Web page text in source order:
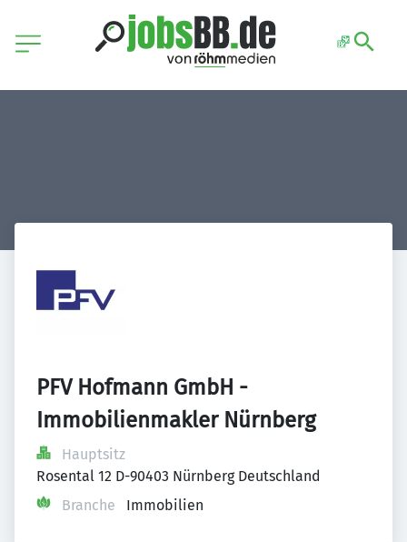
PFV Hofmann GmbH -
Immobilienmakler Nürnberg
Hauptsitz
Rosental 12 D-90403 Nürnberg Deutschland
Branche
Immobilien